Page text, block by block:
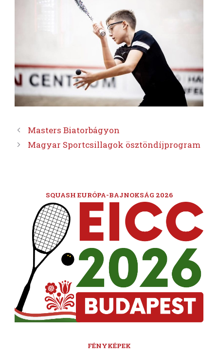
Masters Biatorbágyon
Magyar Sportcsillagok ösztöndíjprogram
SQUASH EURÓPA-BAJNOKSÁG 2026
FÉNYKÉPEK